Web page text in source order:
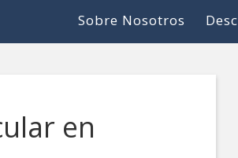
Sobre Nosotros
en